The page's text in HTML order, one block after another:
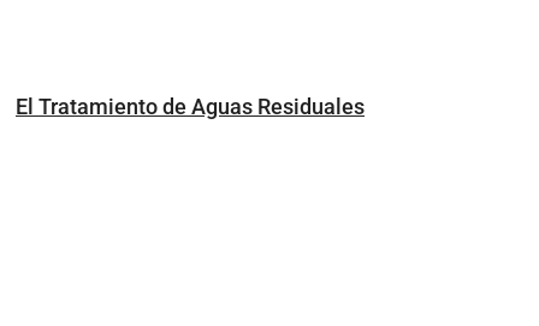
El Tratamiento de Aguas Residuales